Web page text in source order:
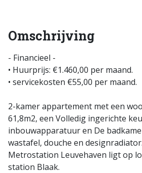
Omschrijving
- Financieel -
• Huurprijs: €1.460,00 per maand.
• servicekosten €55,00 per maand.
2-kamer appartement met een
61,8m2, een Volledig ingerichte
inbouwapparatuur en De
wastafel, douche en
Metrostation Leuvehaven ligt op
station Blaak.